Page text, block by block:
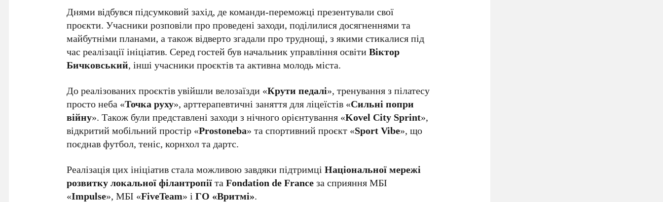
Днями відбувся підсумковий захід, де команди-переможці презентували свої
проєкти. Учасники розповіли про проведені заходи, поділилися досягненнями та
майбутніми планами, а також відверто згадали про труднощі, з якими стикалися під
час реалізації ініціатив. Серед гостей був начальник управління освітиВіктор
Бичковський, інші учасники проєктів та активна молодь міста.
До реалізованих проєктів увійшли велозаїзди «Крути педалі», тренування з пілатесу
просто неба «Точка руху», арттерапевтичні заняття для ліцеїстів «Сильні попри
війну». Також були представлені заходи з нічного орієнтування «Kovel City Sprint»,
відкритий мобільний простір «Prostoneba» та спортивний проєкт «Sport Vibe», що
поєднав футбол, теніс, корнхол та дартс.
Реалізація цих ініціатив стала можливою завдяки підтримціНаціональної мережі
розвитку локальної філантропіїтаFondation de Franceза сприяння МБІ
«Impulse», МБІ «FiveTeam» іГО «Вритмі».